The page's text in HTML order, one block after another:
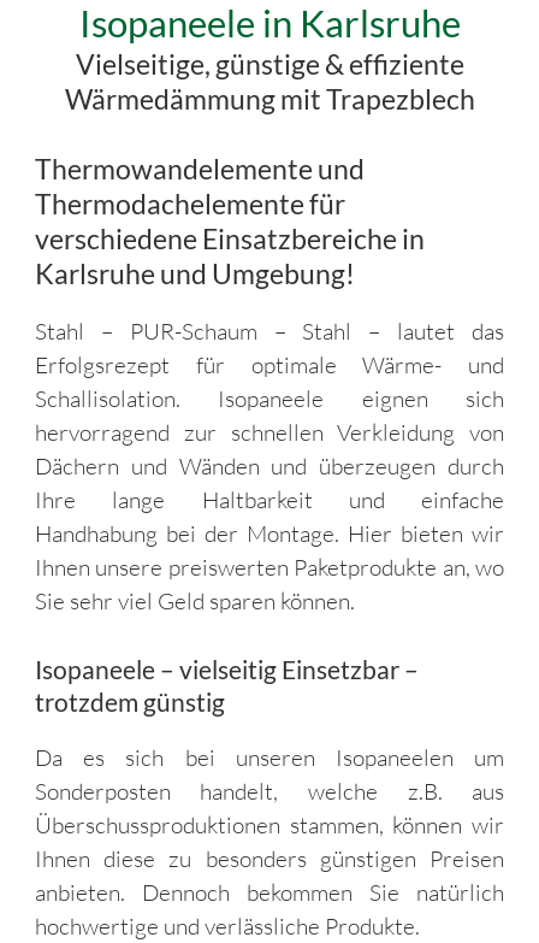
Isopaneele in Karlsruhe
Vielseitige, günstige & effiziente
Wärmedämmung mit Trapezblech
Thermowandelemente und
Thermodachelemente für
verschiedene Einsatzbereiche in
Karlsruhe und Umgebung!
Stahl – PUR-Schaum – Stahl – lautet das
Erfolgsrezept für optimale Wärme- und
Schallisolation. Isopaneele eignen sich
hervorragend zur schnellen Verkleidung von
Dächern und Wänden und überzeugen durch
Ihre lange Haltbarkeit und einfache
Handhabung bei der Montage. Hier bieten wir
Ihnen unsere preiswerten Paketprodukte an, wo
Sie sehr viel Geld sparen können.
Isopaneele – vielseitig Einsetzbar –
trotzdem günstig
Da es sich bei unseren Isopaneelen um
Sonderposten handelt, welche z.B. aus
Überschussproduktionen stammen, können wir
Ihnen diese zu besonders günstigen Preisen
anbieten. Dennoch bekommen Sie natürlich
hochwertige und verlässliche Produkte.